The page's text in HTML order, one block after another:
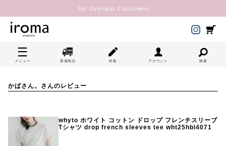
For Overseas Customers
メニュー 新着商品 特集 アカウント 検索
かばさん。さんのレビュー
whyto ホワイト コットン ドロップ フレンチスリーブ
Tシャツ drop french sleeves tee wht25hbl4071